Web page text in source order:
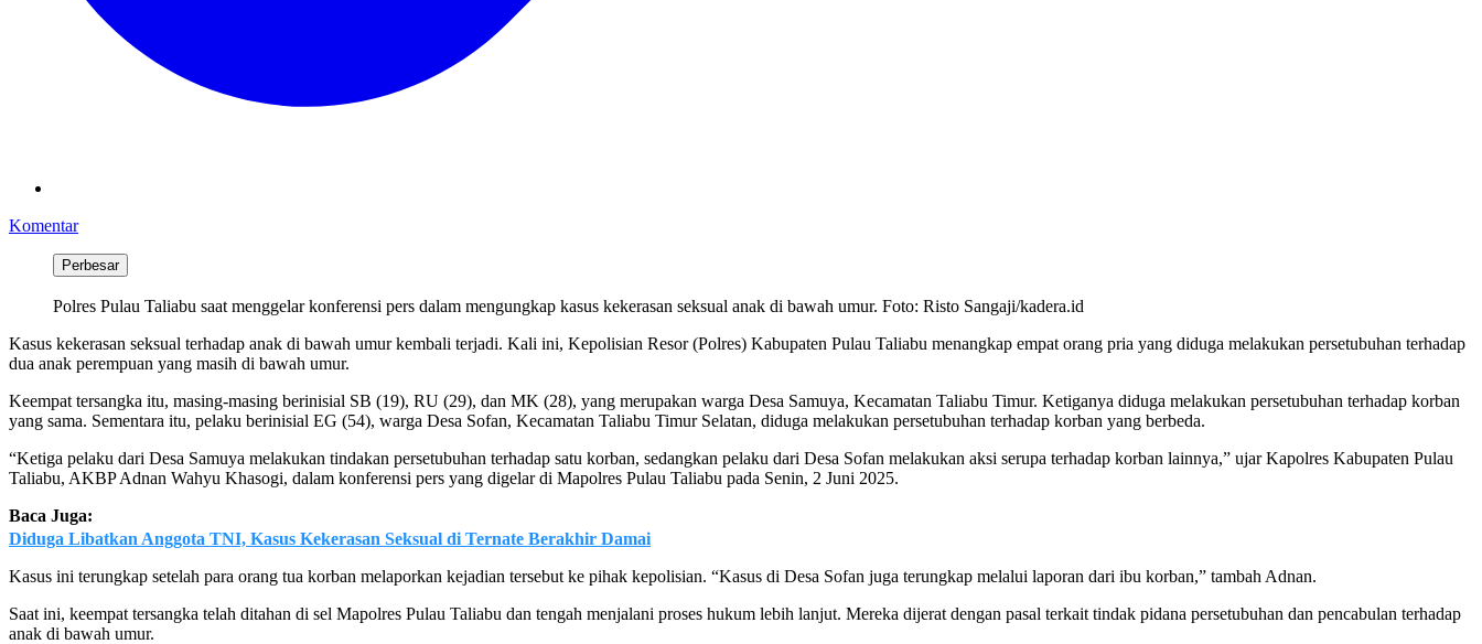
Komentar
Perbesar
Polres Pulau Taliabu saat menggelar konferensi pers dalam mengungkap kasus kekerasan seksual anak di bawah umur. Foto: Risto Sangaji/kadera.id
Kasus kekerasan seksual terhadap anak di bawah umur kembali terjadi. Kali ini, Kepolisian Resor (Polres) Kabupaten Pulau Taliabu menangkap empat orang pria yang diduga melakukan persetubuhan terhadap
dua anak perempuan yang masih di bawah umur.
Keempat tersangka itu, masing-masing berinisial SB (19), RU (29), dan MK (28), yang merupakan warga Desa Samuya, Kecamatan Taliabu Timur. Ketiganya diduga melakukan persetubuhan terhadap korban
yang sama. Sementara itu, pelaku berinisial EG (54), warga Desa Sofan, Kecamatan Taliabu Timur Selatan, diduga melakukan persetubuhan terhadap korban yang berbeda.
“Ketiga pelaku dari Desa Samuya melakukan tindakan persetubuhan terhadap satu korban, sedangkan pelaku dari Desa Sofan melakukan aksi serupa terhadap korban lainnya,” ujar Kapolres Kabupaten Pulau
Taliabu, AKBP Adnan Wahyu Khasogi, dalam konferensi pers yang digelar di Mapolres Pulau Taliabu pada Senin, 2 Juni 2025.
Baca Juga:
Diduga Libatkan Anggota TNI, Kasus Kekerasan Seksual di Ternate Berakhir Damai
Kasus ini terungkap setelah para orang tua korban melaporkan kejadian tersebut ke pihak kepolisian. “Kasus di Desa Sofan juga terungkap melalui laporan dari ibu korban,” tambah Adnan.
Saat ini, keempat tersangka telah ditahan di sel Mapolres Pulau Taliabu dan tengah menjalani proses hukum lebih lanjut. Mereka dijerat dengan pasal terkait tindak pidana persetubuhan dan pencabulan terhadap
anak di bawah umur.